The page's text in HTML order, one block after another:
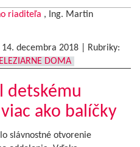
riaditeľa , Ing. Martin
14. decembra 2018
Rubriky:
DOMA
detskému
ako balíčky
slávnostné otvorenie